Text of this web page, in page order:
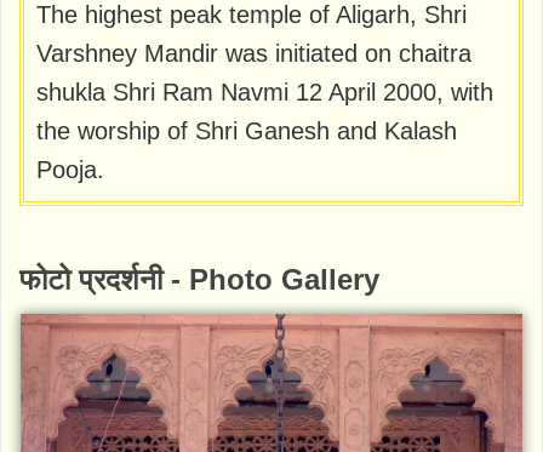
The highest peak temple of Aligarh, Shri
Varshney Mandir was initiated on chaitra
shukla Shri Ram Navmi 12 April 2000, with
the worship of Shri Ganesh and Kalash
Pooja.
फोटो प्रदर्शनी - Photo Gallery